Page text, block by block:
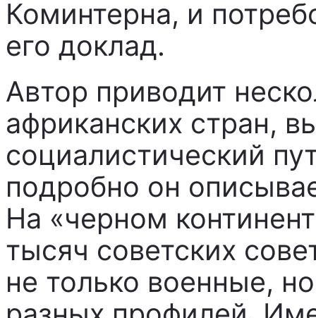
Коминтерна, и
его доклад.
Автор приводит
африканских стран,
социалистический
подробно он
На «черном
тысяч советских
не только военные,